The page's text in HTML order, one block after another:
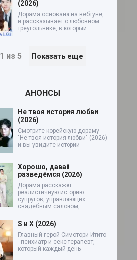
(2026)
Дорама основана на вебтуне,
и рассказывает о любовном
треугольнике, в который
1 из 5 Показать еще
АНОНСЫ
Не твоя история любви
(2026)
Смотрите корейскую дораму
"Не твоя история любви" (2026)
и вы увидите истории
Хорошо, давай
разведёмся (2026)
Дорама расскажет
реалистичную историю
супругов, управляющих
свадебным салоном,
S и X (2026)
Главный герой Симотори Итито
- психиатр и секс-терапевт,
который каждый день